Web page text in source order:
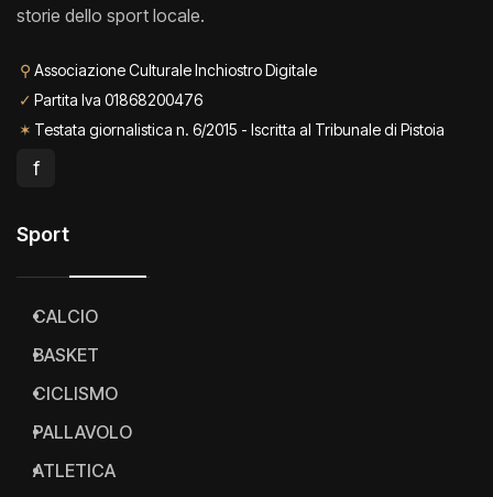
storie dello sport locale.
⚲ Associazione Culturale Inchiostro Digitale
✓ Partita Iva 01868200476
✶ Testata giornalistica n. 6/2015 - Iscritta al Tribunale di Pistoia
f
Sport
CALCIO
BASKET
CICLISMO
PALLAVOLO
ATLETICA